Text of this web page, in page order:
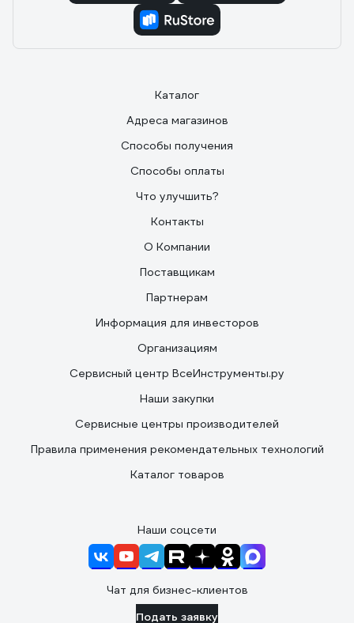
Каталог
Адреса магазинов
Способы получения
Способы оплаты
Что улучшить?
Контакты
О Компании
Поставщикам
Партнерам
Информация для инвесторов
Организациям
Сервисный центр ВсеИнструменты.ру
Наши закупки
Сервисные центры производителей
Правила применения рекомендательных технологий
Каталог товаров
Наши соцсети
Чат для бизнес-клиентов
Подать заявку